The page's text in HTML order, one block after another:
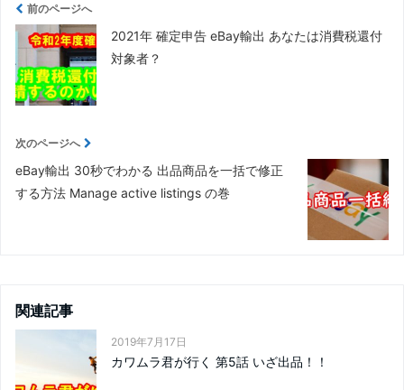
前のページへ
2021年 確定申告 eBay輸出 あなたは消費税還付
対象者？
次のページへ
eBay輸出 30秒でわかる 出品商品を一括で修正
する方法 Manage active listings の巻
関連記事
2019年7月17日
カワムラ君が行く 第5話 いざ出品！！